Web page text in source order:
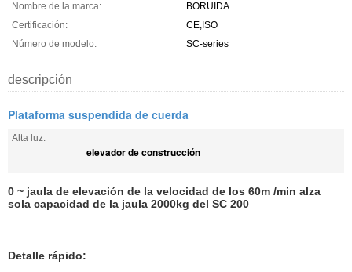
Nombre de la marca:
BORUIDA
Certificación:
CE,ISO
Número de modelo:
SC-series
descripción
Plataforma suspendida de cuerda
Alta luz:
elevador de construcción
0 ~ jaula de elevación de la velocidad de los 60m /min alza
sola capacidad de la jaula 2000kg del SC 200
Detalle rápido: